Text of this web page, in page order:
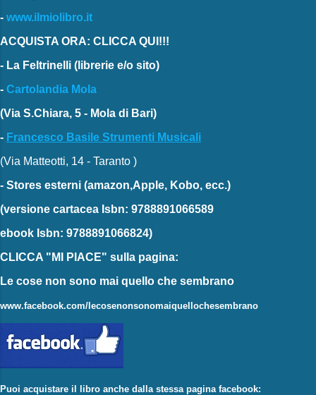
- www.ilmiolibro.it
ACQUISTA ORA: CLICCA QUI!!!
- La Feltrinelli (librerie e/o sito)
- Cartolandia Mola
(Via S.Chiara, 5 - Mola di Bari)
- Francesco Basile Strumenti Musicali
(Via Matteotti, 14 - Taranto )
- Stores esterni (amazon,Apple, Kobo, ecc.)
(versione cartacea Isbn: 9788891066589
ebook Isbn: 9788891066824)
CLICCA "MI PIACE" sulla pagina:
Le cose non sono mai quello che sembrano
www.facebook.com/lecosenonsonomaiquellochesembrano
Puoi acquistare il libro anche dalla stessa pagina facebook: